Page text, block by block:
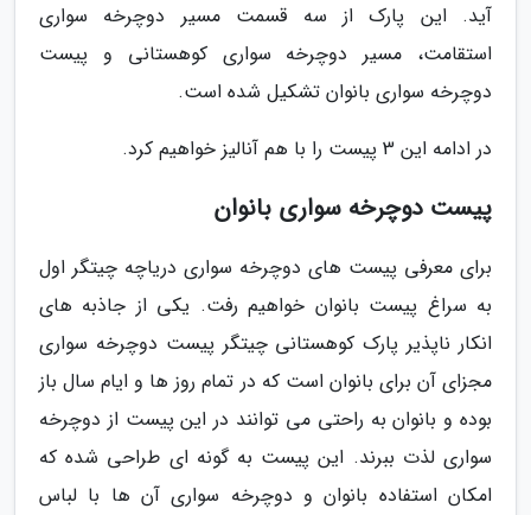
آید. این پارک از سه قسمت مسیر دوچرخه سواری
استقامت، مسیر دوچرخه سواری کوهستانی و پیست
دوچرخه سواری بانوان تشکیل شده است.
در ادامه این 3 پیست را با هم آنالیز خواهیم کرد.
پیست دوچرخه سواری بانوان
برای معرفی پیست های دوچرخه سواری دریاچه چیتگر اول
به سراغ پیست بانوان خواهیم رفت. یکی از جاذبه های
انکار ناپذیر پارک کوهستانی چیتگر پیست دوچرخه سواری
مجزای آن برای بانوان است که در تمام روز ها و ایام سال باز
بوده و بانوان به راحتی می توانند در این پیست از دوچرخه
سواری لذت ببرند. این پیست به گونه ای طراحی شده که
امکان استفاده بانوان و دوچرخه سواری آن ها با لباس